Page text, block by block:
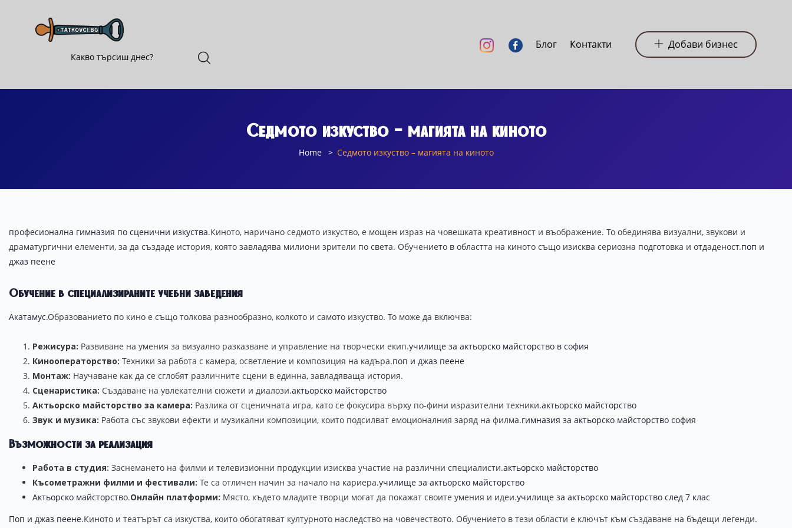
Блог Контакти Добави бизнес
Седмото изкуство – магията на киното
Home Седмото изкуство – магията на киното
професионална гимназия по сценични изкуства.Киното, наричано седмото изкуство, е мощен израз на човешката креативност и въображение. То обединява визуални, звукови и
драматургични елементи, за да създаде история, която завладява милиони зрители по света. Обучението в областта на киното също изисква сериозна подготовка и отдаденост.поп и
джаз пеене
Обучение в специализираните учебни заведения
Акатамус.Образованието по кино е също толкова разнообразно, колкото и самото изкуство. То може да включва:
Режисура: Развиване на умения за визуално разказване и управление на творчески екип.училище за актьорско майсторство в софия
Кинооператорство: Техники за работа с камера, осветление и композиция на кадъра.поп и джаз пеене
Монтаж: Научаване как да се сглобят различните сцени в единна, завладяваща история.
Сценаристика: Създаване на увлекателни сюжети и диалози.актьорско майсторство
Актьорско майсторство за камера: Разлика от сценичната игра, като се фокусира върху по-фини изразителни техники.актьорско майсторство
Звук и музика: Работа със звукови ефекти и музикални композиции, които подсилват емоционалния заряд на филма.гимназия за актьорско майсторство софия
Възможности за реализация
Работа в студия: Заснемането на филми и телевизионни продукции изисква участие на различни специалисти.актьорско майсторство
Късометражни филми и фестивали: Те са отличен начин за начало на кариера.училище за актьорско майсторство
Актьорско майсторство.Онлайн платформи: Място, където младите творци могат да покажат своите умения и идеи.училище за актьорско майсторство след 7 клас
Поп и джаз пеене.Киното и театърът са изкуства, които обогатяват културното наследство на човечеството. Обучението в тези области е ключът към създаване на бъдещи легенди.